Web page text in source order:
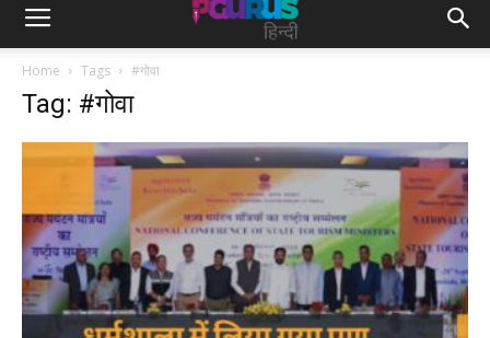
Home Tags #गोवा
Tag: #गोवा